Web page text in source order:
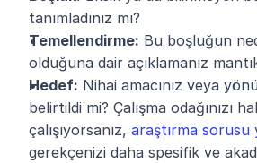
tanımladınız mı?
Temellendirme: Bu boşluğun
olduğuna dair açıklamanız
Hedef: Nihai amacınız veya
belirtildi mi? Çalışma odağınızı
çalışıyorsanız, araştırma sorusu
gerekçenizi daha spesifik ve